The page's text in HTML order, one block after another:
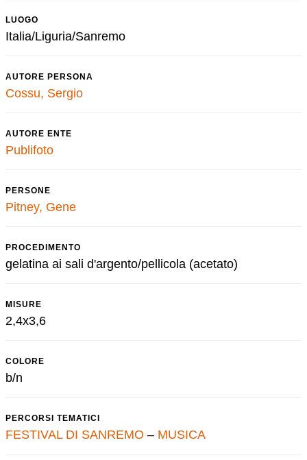
LUOGO
Italia/Liguria/Sanremo
AUTORE PERSONA
Cossu, Sergio
AUTORE ENTE
Publifoto
PERSONE
Pitney, Gene
PROCEDIMENTO
gelatina ai sali d'argento/pellicola (acetato)
MISURE
2,4x3,6
COLORE
b/n
PERCORSI TEMATICI
FESTIVAL DI SANREMO – MUSICA